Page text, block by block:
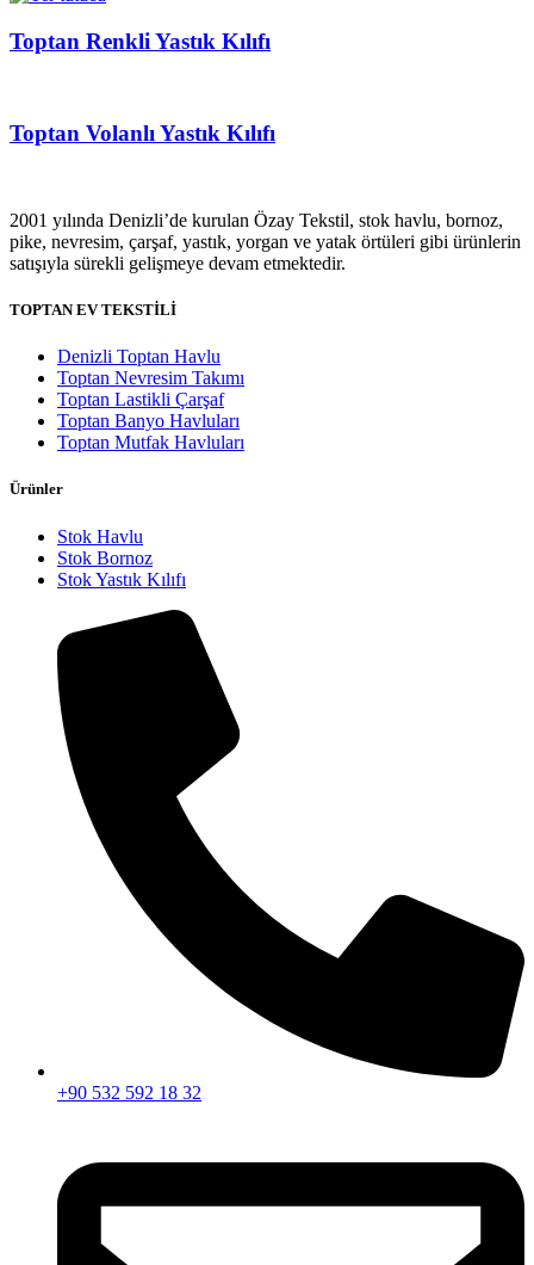
Toptan Renkli Yastık Kılıfı
Toptan Volanlı Yastık Kılıfı
2001 yılında Denizli’de kurulan Özay Tekstil, stok havlu, bornoz,
pike, nevresim, çarşaf, yastık, yorgan ve yatak örtüleri gibi ürünlerin
satışıyla sürekli gelişmeye devam etmektedir.
TOPTAN EV TEKSTİLİ
Denizli Toptan Havlu
Toptan Nevresim Takımı
Toptan Lastikli Çarşaf
Toptan Banyo Havluları
Toptan Mutfak Havluları
Ürünler
Stok Havlu
Stok Bornoz
Stok Yastık Kılıfı
+90 532 592 18 32